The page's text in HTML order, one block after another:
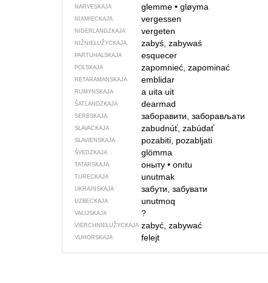
NARVESKAJA glemme •gløyma
NIAMIECKAJA vergessen
NIDERLANDZKAJA vergeten
NIŽNIEŁUŽYCKAJA zabyś, zabywaś
PARTUHALSKAJA esquecer
POLSKAJA zapomnieć, zapominać
RETARAMANSKAJA emblidar
RUMYNSKAJA a uita uit
ŠATLANDZKAJA dearmad
SERBSKAJA заборавити, заборављати
SŁAVACKAJA zabudnúť, zabúdať
SŁAVIENSKAJA pozabiti, pozabljati
ŠVEDZKAJA glömma
TATARSKAJA оныту •onıtu
TURECKAJA unutmak
UKRAINSKAJA забути, забувати
UZBECKAJA unutmoq
VALIJSKAJA ?
VIERCHNIE­ŁUŽYCKAJA zabyć, zabywać
VUHORSKAJA felejt